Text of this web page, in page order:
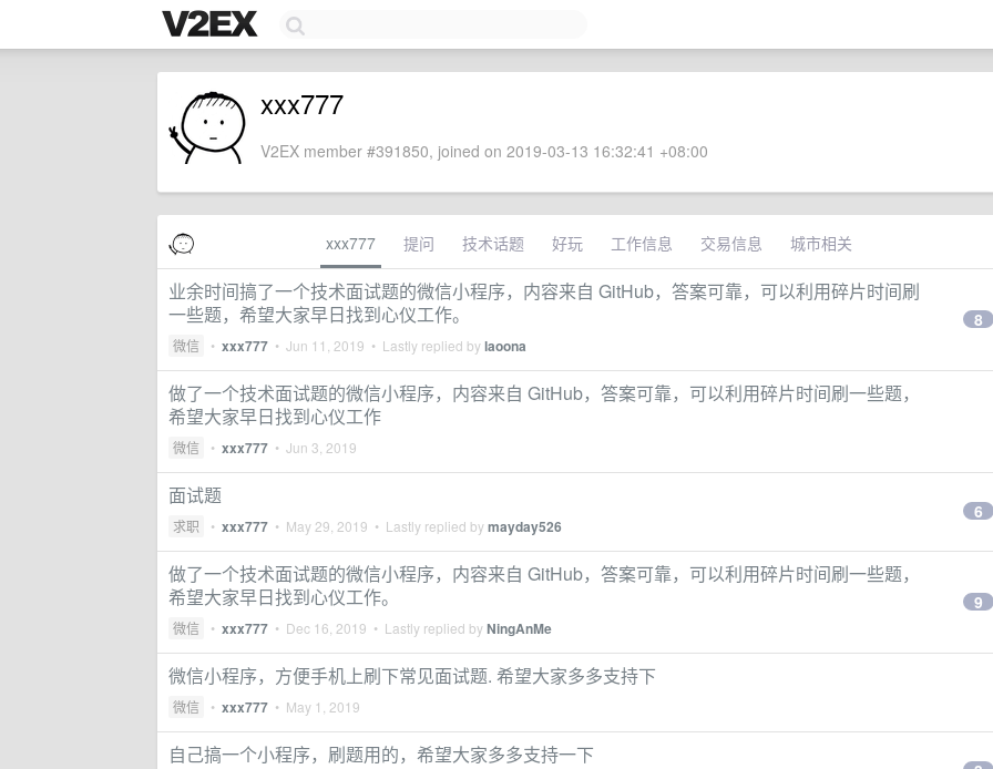
xxx777
V2EX member #391850, joined on 2019-03-13 16:32:41 +08:00
xxx777 提问 技术话题 好玩 工作信息 交易信息 城市相关
业余时间搞了一个技术面试题的微信小程序，内容来自 GitHub，答案可靠，可以利用碎片时间刷
一些题，希望大家早日找到心仪工作。
微信 • xxx777 • Jun 11, 2019 • Lastly replied bylaoona
8
做了一个技术面试题的微信小程序，内容来自 GitHub，答案可靠，可以利用碎片时间刷一些题，
希望大家早日找到心仪工作
微信 • xxx777 • Jun 3, 2019
面试题
求职 • xxx777 • May 29, 2019 • Lastly replied bymayday526
6
做了一个技术面试题的微信小程序，内容来自 GitHub，答案可靠，可以利用碎片时间刷一些题，
希望大家早日找到心仪工作。
微信 • xxx777 • Dec 16, 2019 • Lastly replied byNingAnMe
9
微信小程序，方便手机上刷下常见面试题. 希望大家多多支持下
微信 • xxx777 • May 1, 2019
自己搞一个小程序，刷题用的，希望大家多多支持一下